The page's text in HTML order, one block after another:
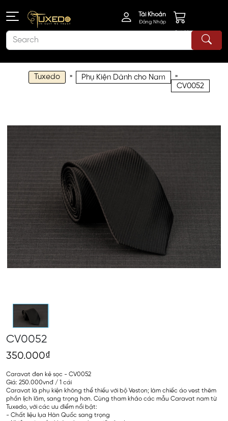
Tài Khoản
Đăng Nhập
Giỏ Hàng
Tuxedo » Phụ Kiện Dành cho Nam »
CV0052
CV0052
350.000₫
Caravat đen kẻ sọc - CV0052
Giá: 250.000vnđ / 1 cái
Caravat là phụ kiện không thể thiếu với bộ Veston; làm chiếc áo vest thêm
phần lịch lãm, sang trọng hơn. Cùng tham khảo các mẫu Caravat nam từ
Tuxedo, với các ưu điểm nổi bật:
- Chất liệu lụa Hàn Quốc sang trọng